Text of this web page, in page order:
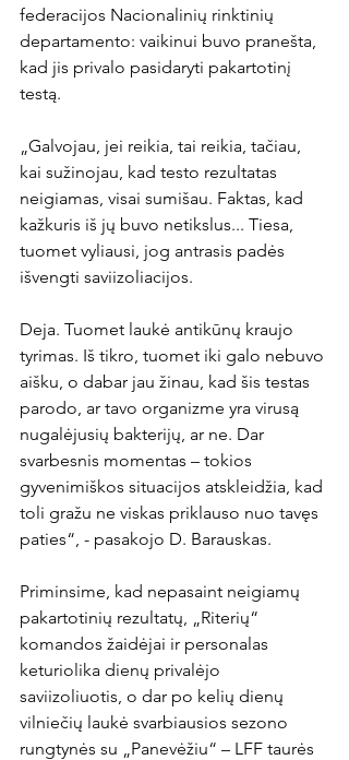
federacijos Nacionalinių rinktinių
departamento: vaikinui buvo pranešta,
kad jis privalo pasidaryti pakartotinį
testą.
„Galvojau, jei reikia, tai reikia, tačiau,
kai sužinojau, kad testo rezultatas
neigiamas, visai sumišau. Faktas, kad
kažkuris iš jų buvo netikslus... Tiesa,
tuomet vyliausi, jog antrasis padės
išvengti saviizoliacijos.
Deja. Tuomet laukė antikūnų kraujo
tyrimas. Iš tikro, tuomet iki galo nebuvo
aišku, o dabar jau žinau, kad šis testas
parodo, ar tavo organizme yra virusą
nugalėjusių bakterijų, ar ne. Dar
svarbesnis momentas – tokios
gyvenimiškos situacijos atskleidžia, kad
toli gražu ne viskas priklauso nuo tavęs
paties“, - pasakojo D. Barauskas.
Priminsime, kad nepasaint neigiamų
pakartotinių rezultatų, „Riterių“
komandos žaidėjai ir personalas
keturiolika dienų privalėjo
saviizoliuotis, o dar po kelių dienų
vilniečių laukė svarbiausios sezono
rungtynės su „Panevėžiu“ – LFF taurės